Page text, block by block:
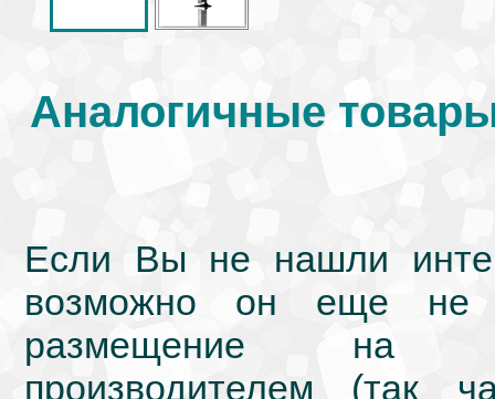
Аналогичные
Если Вы не нашли
возможно он еще не
размещение на
производителем (так